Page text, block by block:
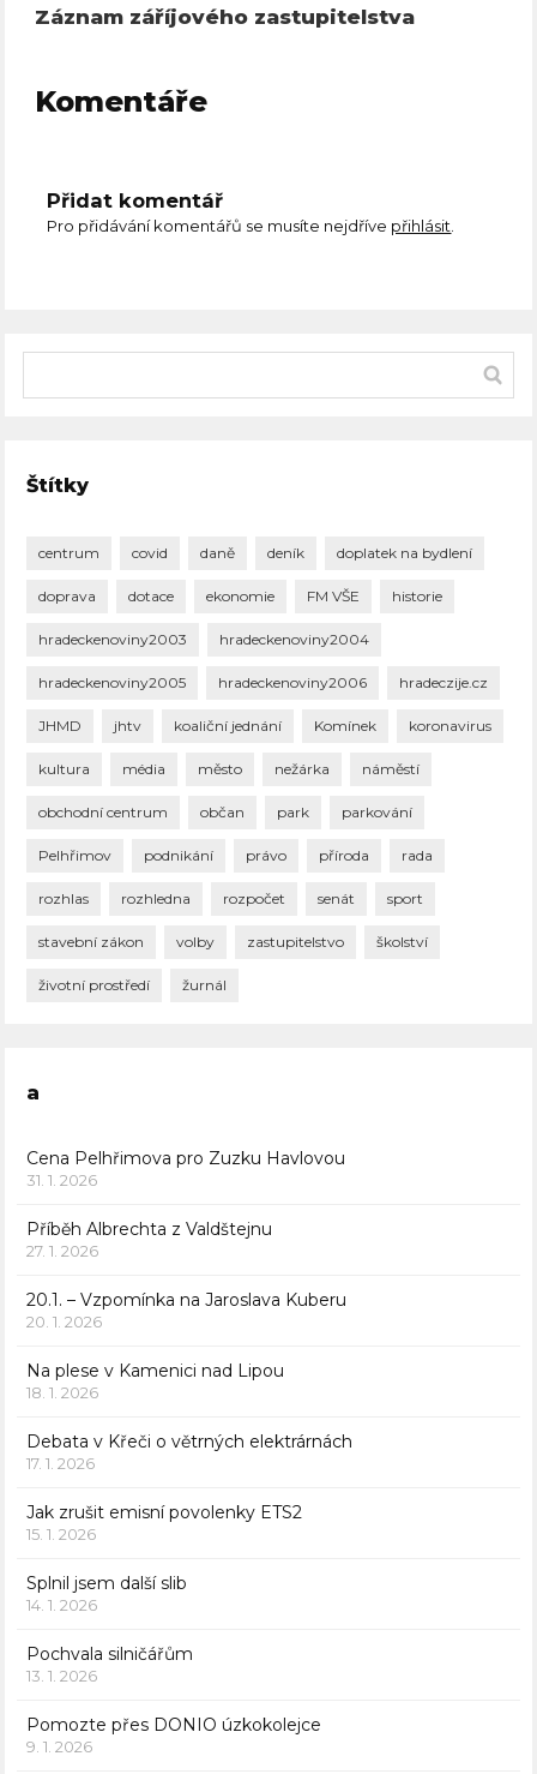
Záznam záříjového zastupitelstva
Komentáře
Přidat komentář
Pro přidávání komentářů se musíte nejdříve přihlásit.
Štítky
centrum covid daně deník doplatek na bydlení
doprava dotace ekonomie FM VŠE historie
hradeckenoviny2003 hradeckenoviny2004
hradeckenoviny2005 hradeckenoviny2006 hradeczije.cz
JHMD jhtv koaliční jednání Komínek koronavirus
kultura média město nežárka náměstí
obchodní centrum občan park parkování
Pelhřimov podnikání právo příroda rada
rozhlas rozhledna rozpočet senát sport
stavební zákon volby zastupitelstvo školství
životní prostředí žurnál
a
Cena Pelhřimova pro Zuzku Havlovou
31. 1. 2026
Příběh Albrechta z Valdštejnu
27. 1. 2026
20.1. – Vzpomínka na Jaroslava Kuberu
20. 1. 2026
Na plese v Kamenici nad Lipou
18. 1. 2026
Debata v Křeči o větrných elektrárnách
17. 1. 2026
Jak zrušit emisní povolenky ETS2
15. 1. 2026
Splnil jsem další slib
14. 1. 2026
Pochvala silničářům
13. 1. 2026
Pomozte přes DONIO úzkokolejce
9. 1. 2026